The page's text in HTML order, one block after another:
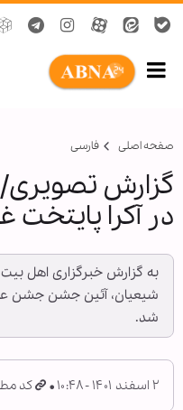
صفحه اصلی فارسی
گزارش
در آکرا پایتخت
به گزارش خبرگزاری اهل
شیعیان، آئین جشن جشن
شد.
۲ اسفند ۱۴۰۱ - ۱۰:۴۸ کد مطلب: